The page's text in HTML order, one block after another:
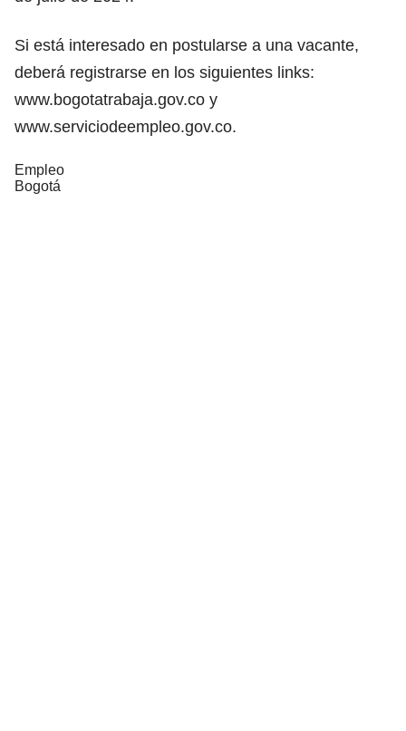
Si está interesado en postularse a una vacante,
deberá registrarse en los siguientes links:
www.bogotatrabaja.gov.co y
www.serviciodeempleo.gov.co.
Empleo
Bogotá